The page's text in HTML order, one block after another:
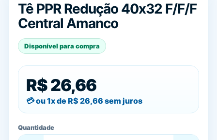
Tê PPR Redução 40x32 F/F/F
Central Amanco
Disponível para compra
R$ 26,66
ou 1x de R$ 26,66 sem juros
Quantidade